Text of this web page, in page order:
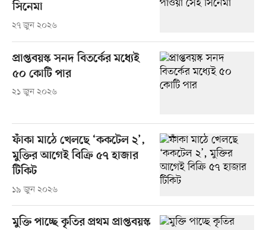
সিনেমা
২৭ জুন ২০২৬
প্রাপ্তবয়স্ক সনদ বিতর্কের মধ্যেই
৫০ কোটি পার
২১ জুন ২০২৬
ফাঁকা মাঠে খেলছে ‘ককটেল ২’,
মুক্তির আগেই বিক্রি ৫৭ হাজার
টিকিট
১৯ জুন ২০২৬
মুক্তি পাচ্ছে কৃতির প্রথম প্রাপ্তবয়স্ক